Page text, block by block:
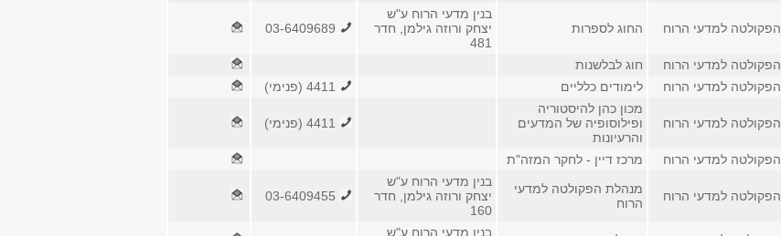
הפקולטה למדעי הרוח החוג לספרות
בנין מדעי הרוח ע"ש
יצחק ורוזה גילמן, חדר
481
הפקולטה למדעי הרוח
חוג לבלשנות
הפקולטה למדעי הרוח לימודים כלליים
הפקולטה למדעי הרוח
מכון כהן להיסטוריה
ופילוסופיה של המדעים
והרעיונות
הפקולטה למדעי הרוח מרכז דיין - לחקר המזה"ת
הפקולטה למדעי הרוח
מנהלת הפקולטה למדעי
הרוח
בנין מדעי הרוח ע"ש
יצחק ורוזה גילמן, חדר
160
בנין מדעי הרוח ע"ש